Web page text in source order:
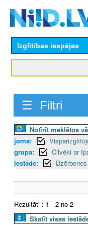
Izglītības iespējas
☰ Filtri
Notīrīt meklētos
joma:
grupa:
Cilvēki ar
iestāde:
Rezultāti : 1 - 2 no 2
Skatīt visas